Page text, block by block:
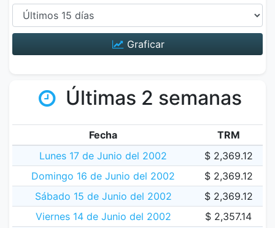
Graficar
Últimas 2 semanas
Fecha
TRM
Lunes 17 de Junio del 2002
$ 2,369.12
Domingo 16 de Junio del 2002
$ 2,369.12
Sábado 15 de Junio del 2002
$ 2,369.12
Viernes 14 de Junio del 2002
$ 2,357.14